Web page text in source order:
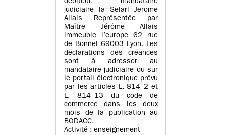
débiteur, mandataire
judiciaire la Selarl Jerome
Allais Représentée par
Maître Jérôme Allais
immeuble l’europe 62 rue
de Bonnel 69003 Lyon. Les
déclarations des créances
sont à adresser au
mandataire judiciaire ou sur
le portail électronique prévu
par les articles L. 814–2 et
L. 814–13 du code de
commerce dans les deux
mois de la publication au
BODACC.
Activité : enseignement